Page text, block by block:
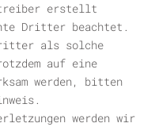
erstellt
Dritter beachtet.
als solche
auf eine
werden, bitten
werden wir